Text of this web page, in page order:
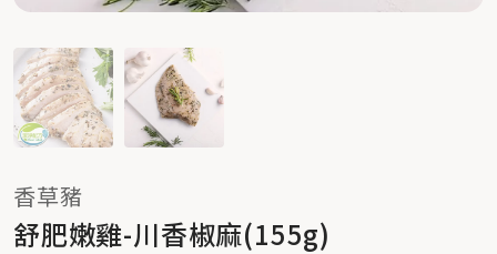
香草豬
舒肥嫩雞-川香椒麻(155g)